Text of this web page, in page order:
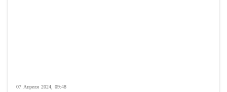
07 Апреля 2024, 09:48